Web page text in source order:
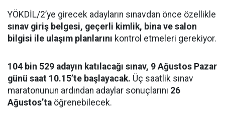
YÖKDİL/2’ye girecek adayların sınavdan önce özellikle
sınav giriş belgesi, geçerli kimlik, bina ve salon
bilgisi ile ulaşım planlarını kontrol etmeleri gerekiyor.
104 bin 529 adayın katılacağı sınav, 9 Ağustos Pazar
günü saat 10.15’te başlayacak. Üç saatlik sınav
maratonunun ardından adaylar sonuçlarını 26
Ağustos’ta öğrenebilecek.